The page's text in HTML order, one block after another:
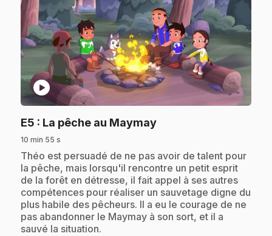
play_circle
E5 : La pêche au Maymay.
10 min 55 s
.Théo est persuadé de ne pas avoir de talent pour
la pêche, mais lorsqu'il rencontre un petit esprit
de la forêt en détresse, il fait appel à ses autres
compétences pour réaliser un sauvetage digne du
plus habile des pêcheurs. Il a eu le courage de ne
pas abandonner le Maymay à son sort, et il a
sauvé la situation.